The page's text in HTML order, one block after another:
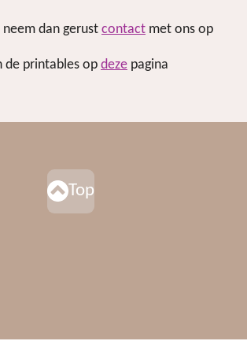
dan gerust contact met ons op
de printables op deze pagina
Top